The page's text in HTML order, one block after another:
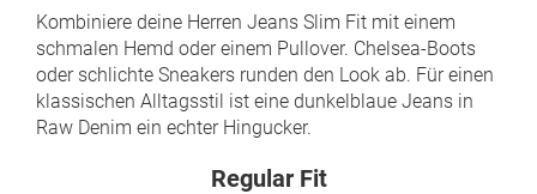
Kombiniere deine Herren Jeans Slim Fit mit einem
schmalen Hemd oder einem Pullover. Chelsea-Boots
oder schlichte Sneakers runden den Look ab. Für einen
klassischen Alltagsstil ist eine dunkelblaue Jeans in
Raw Denim ein echter Hingucker.
Regular Fit